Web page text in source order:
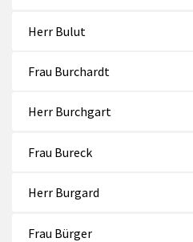
Herr Bulut
Frau Burchardt
Herr Burchgart
Frau Bureck
Herr Burgard
Frau Bürger